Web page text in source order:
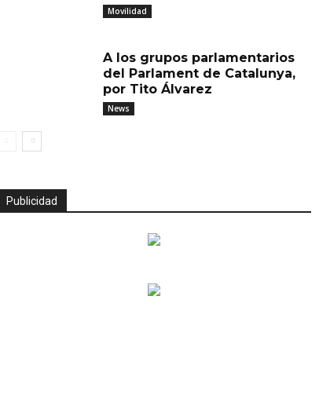
Movilidad
A los grupos parlamentarios
del Parlament de Catalunya,
por Tito Álvarez
News
Publicidad